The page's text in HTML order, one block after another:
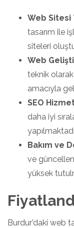
Web Sitesi
tasarım ile
siteleri
Web
teknik olarak
amacıyla
SEO
daha iyi
Bakım ve
ve
yüksek
Burdur’daki web